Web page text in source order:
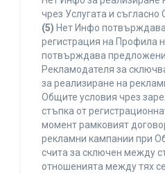
чрез Услугата и съгласно
(5) Нет Инфо
регистрация на Профила
потвърждава
Рекламодателя за
за реализиране на
Общите условия чрез
стъпка от
момент рамковият
рекламни кампании при
счита за сключен между
отношенията между тях